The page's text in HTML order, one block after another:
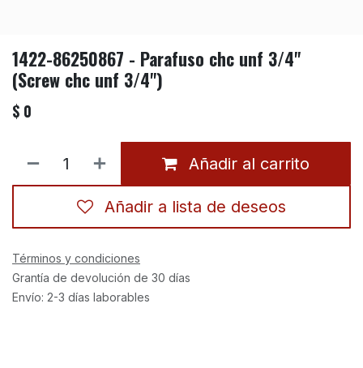
1422-86250867 - Parafuso chc unf 3/4"
(Screw chc unf 3/4")
$ 0
Añadir al carrito
Añadir a lista de deseos
Términos y condiciones
Grantía de devolución de 30 días
Envío: 2-3 días laborables